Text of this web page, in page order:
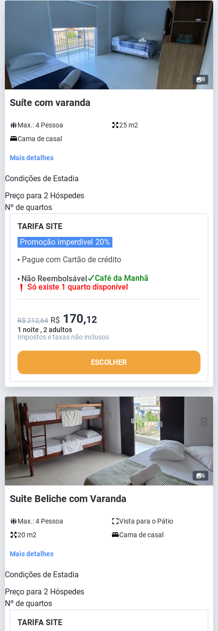
8
Suíte com varanda
Max.:4 Pessoa
25 m2
Cama de casal
Mais detalhes
Condições de Estadia
Preço para 2 Hóspedes
Nº de quartos
TARIFA SITE
⬤ Pague com Cartão de crédito
Promoção imperdível 20%
⬤ Não Reembolsável
Café da Manhã
Só existe 1 quarto disponível
1 noite , 2 adultos
R$ 212,64 R$ 170,12
Impostos e taxas não inclusos
ESCOLHER
5
Suite Beliche com Varanda
Max.:4 Pessoa
Vista para o Pátio
20 m2
Cama de casal
Mais detalhes
Condições de Estadia
Preço para 2 Hóspedes
Nº de quartos
TARIFA SITE